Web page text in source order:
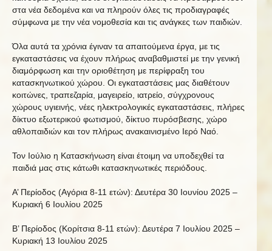
στα νέα δεδομένα και να πληρούν όλες τις προδιαγραφές
σύμφωνα με την νέα νομοθεσία και τις ανάγκες των παιδιών.
Όλα αυτά τα χρόνια έγιναν τα απαιτούμενα έργα, με τις
εγκαταστάσεις να έχουν πλήρως αναβαθμιστεί με την γενική
διαμόρφωση και την οριοθέτηση με περίφραξη του
κατασκηνωτικού χώρου. Οι εγκαταστάσεις μας διαθέτουν
κοιτώνες, τραπεζαρία, μαγειρείο, ιατρείο, σύγχρονους
χώρους υγιεινής, νέες ηλεκτρολογικές εγκαταστάσεις, πλήρες
δίκτυο εξωτερικού φωτισμού, δίκτυο πυρόσβεσης, χώρο
αθλοπαιδιών και τον πλήρως ανακαινισμένο Ιερό Ναό.
Τον Ιούλιο η Κατασκήνωση είναι έτοιμη να υποδεχθεί τα
παιδιά μας στις κάτωθι κατασκηνωτικές περιόδους.
Α’ Περίοδος (Αγόρια 8-11 ετών): Δευτέρα 30 Ιουνίου 2025 –
Κυριακή 6 Ιουλίου 2025
Β’ Περίοδος (Κορίτσια 8-11 ετών): Δευτέρα 7 Ιουλίου 2025 –
Κυριακή 13 Ιουλίου 2025